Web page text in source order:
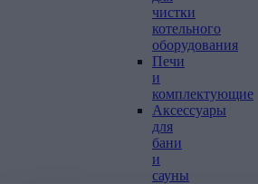
чистки
котельного
оборудования
Печи
и
комплектующие
Аксессуары
для
бани
и
сауны